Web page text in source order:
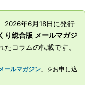
2026年6月18日に発行
り総合版 メールマガジ
たコラムの転載です。
ールマガジン 」をお申し込